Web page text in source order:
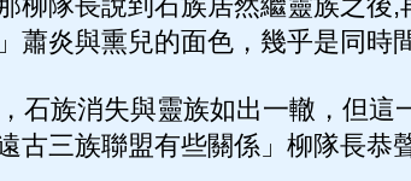
蕭炎與熏兒的面色，幾乎是同時
石族消失與靈族如出一轍，但這
古三族聯盟有些關係」柳隊長恭